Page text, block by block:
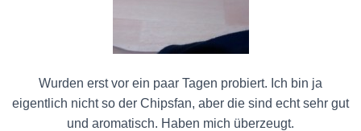
Wurden erst vor ein paar Tagen probiert. Ich bin ja
eigentlich nicht so der Chipsfan, aber die sind echt sehr gut
und aromatisch. Haben mich überzeugt.